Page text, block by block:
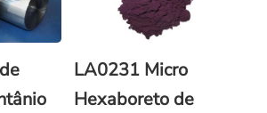
LA0231 Micro
Hexaboreto de